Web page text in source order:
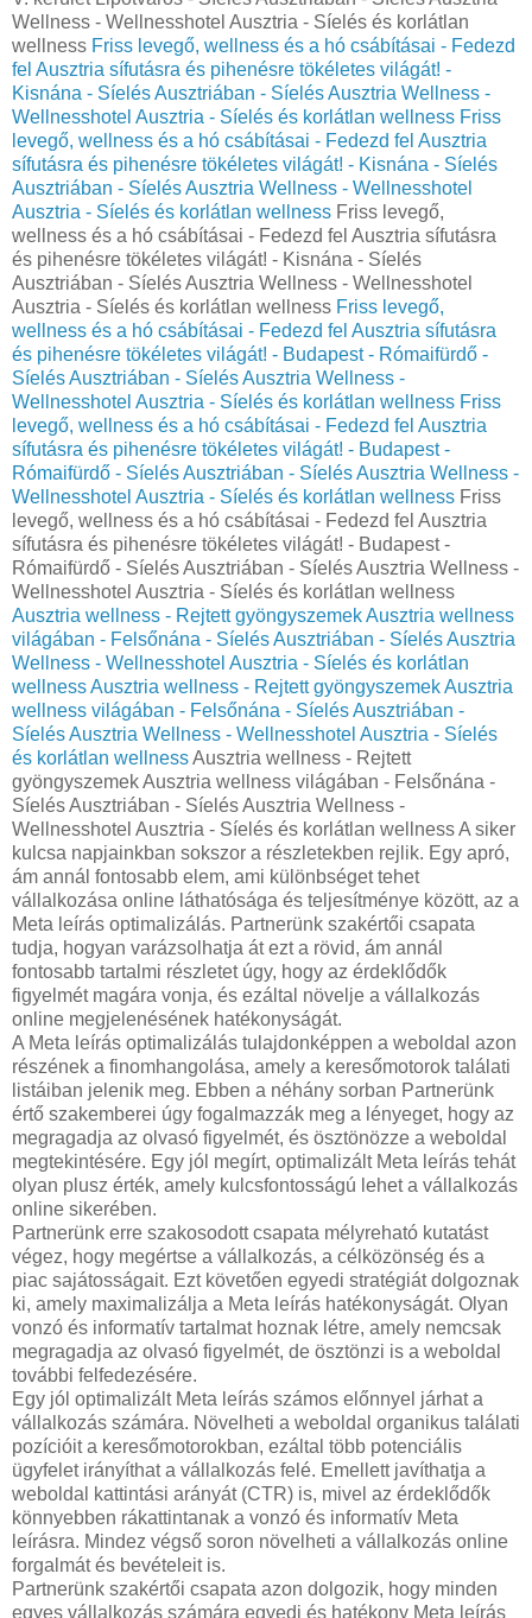
Wellness - Wellnesshotel Ausztria - Síelés és korlátlan
wellness Friss levegő, wellness és a hó csábításai - Fedezd
fel Ausztria sífutásra és pihenésre tökéletes világát! -
Kisnána - Síelés Ausztriában - Síelés Ausztria Wellness -
Wellnesshotel Ausztria - Síelés és korlátlan wellness Friss
levegő, wellness és a hó csábításai - Fedezd fel Ausztria
sífutásra és pihenésre tökéletes világát! - Kisnána - Síelés
Ausztriában - Síelés Ausztria Wellness - Wellnesshotel
Ausztria - Síelés és korlátlan wellness Friss levegő,
wellness és a hó csábításai - Fedezd fel Ausztria sífutásra
és pihenésre tökéletes világát! - Kisnána - Síelés
Ausztriában - Síelés Ausztria Wellness - Wellnesshotel
Ausztria - Síelés és korlátlan wellness Friss levegő,
wellness és a hó csábításai - Fedezd fel Ausztria sífutásra
és pihenésre tökéletes világát! - Budapest - Rómaifürdő -
Síelés Ausztriában - Síelés Ausztria Wellness -
Wellnesshotel Ausztria - Síelés és korlátlan wellness Friss
levegő, wellness és a hó csábításai - Fedezd fel Ausztria
sífutásra és pihenésre tökéletes világát! - Budapest -
Rómaifürdő - Síelés Ausztriában - Síelés Ausztria Wellness -
Wellnesshotel Ausztria - Síelés és korlátlan wellness Friss
levegő, wellness és a hó csábításai - Fedezd fel Ausztria
sífutásra és pihenésre tökéletes világát! - Budapest -
Rómaifürdő - Síelés Ausztriában - Síelés Ausztria Wellness -
Wellnesshotel Ausztria - Síelés és korlátlan wellness
Ausztria wellness - Rejtett gyöngyszemek Ausztria wellness
világában - Felsőnána - Síelés Ausztriában - Síelés Ausztria
Wellness - Wellnesshotel Ausztria - Síelés és korlátlan
wellnessAusztria wellness - Rejtett gyöngyszemek Ausztria
wellness világában - Felsőnána - Síelés Ausztriában -
Síelés Ausztria Wellness - Wellnesshotel Ausztria - Síelés
és korlátlan wellnessAusztria wellness - Rejtett
gyöngyszemek Ausztria wellness világában - Felsőnána -
Síelés Ausztriában - Síelés Ausztria Wellness -
Wellnesshotel Ausztria - Síelés és korlátlan wellness A siker
kulcsa napjainkban sokszor a részletekben rejlik. Egy apró,
ám annál fontosabb elem, ami különbséget tehet
vállalkozása online láthatósága és teljesítménye között, az a
Meta leírás optimalizálás. Partnerünk szakértői csapata
tudja, hogyan varázsolhatja át ezt a rövid, ám annál
fontosabb tartalmi részletet úgy, hogy az érdeklődők
figyelmét magára vonja, és ezáltal növelje a vállalkozás
online megjelenésének hatékonyságát.
A Meta leírás optimalizálás tulajdonképpen a weboldal azon
részének a finomhangolása, amely a keresőmotorok találati
listáiban jelenik meg. Ebben a néhány sorban Partnerünk
értő szakemberei úgy fogalmazzák meg a lényeget, hogy az
megragadja az olvasó figyelmét, és ösztönözze a weboldal
megtekintésére. Egy jól megírt, optimalizált Meta leírás tehát
olyan plusz érték, amely kulcsfontosságú lehet a vállalkozás
online sikerében.
Partnerünk erre szakosodott csapata mélyreható kutatást
végez, hogy megértse a vállalkozás, a célközönség és a
piac sajátosságait. Ezt követően egyedi stratégiát dolgoznak
ki, amely maximalizálja a Meta leírás hatékonyságát. Olyan
vonzó és informatív tartalmat hoznak létre, amely nemcsak
megragadja az olvasó figyelmét, de ösztönzi is a weboldal
további felfedezésére.
Egy jól optimalizált Meta leírás számos előnnyel járhat a
vállalkozás számára. Növelheti a weboldal organikus találati
pozícióit a keresőmotorokban, ezáltal több potenciális
ügyfelet irányíthat a vállalkozás felé. Emellett javíthatja a
weboldal kattintási arányát (CTR) is, mivel az érdeklődők
könnyebben rákattintanak a vonzó és informatív Meta
leírásra. Mindez végső soron növelheti a vállalkozás online
forgalmát és bevételeit is.
Partnerünk szakértői csapata azon dolgozik, hogy minden
egyes vállalkozás számára egyedi és hatékony Meta leírás